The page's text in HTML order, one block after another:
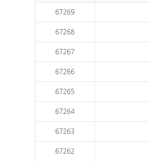
67269
67268
67267
67266
67265
67264
67263
67262